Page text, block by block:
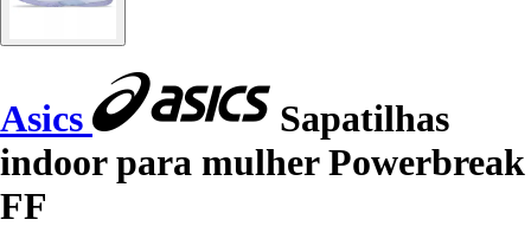
Asics
Sapatilhas
indoor para mulher Powerbreak
FF